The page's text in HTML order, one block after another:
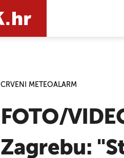
CRVENI METEOALARM
FOTO/
Zagrebu: